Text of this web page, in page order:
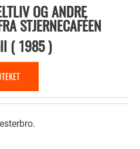
Temaer
OG ANDRE
STJERNECAFÉEN
(1985)